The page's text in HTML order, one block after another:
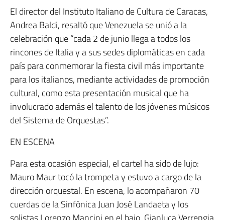
El director del Instituto Italiano de Cultura de Caracas,
Andrea Baldi, resaltó que Venezuela se unió a la
celebración que “cada 2 de junio llega a todos los
rincones de Italia y a sus sedes diplomáticas en cada
país para conmemorar la fiesta civil más importante
para los italianos, mediante actividades de promoción
cultural, como esta presentación musical que ha
involucrado además el talento de los jóvenes músicos
del Sistema de Orquestas”.
EN ESCENA
Para esta ocasión especial, el cartel ha sido de lujo:
Mauro Maur tocó la trompeta y estuvo a cargo de la
dirección orquestal. En escena, lo acompañaron 70
cuerdas de la Sinfónica Juan José Landaeta y los